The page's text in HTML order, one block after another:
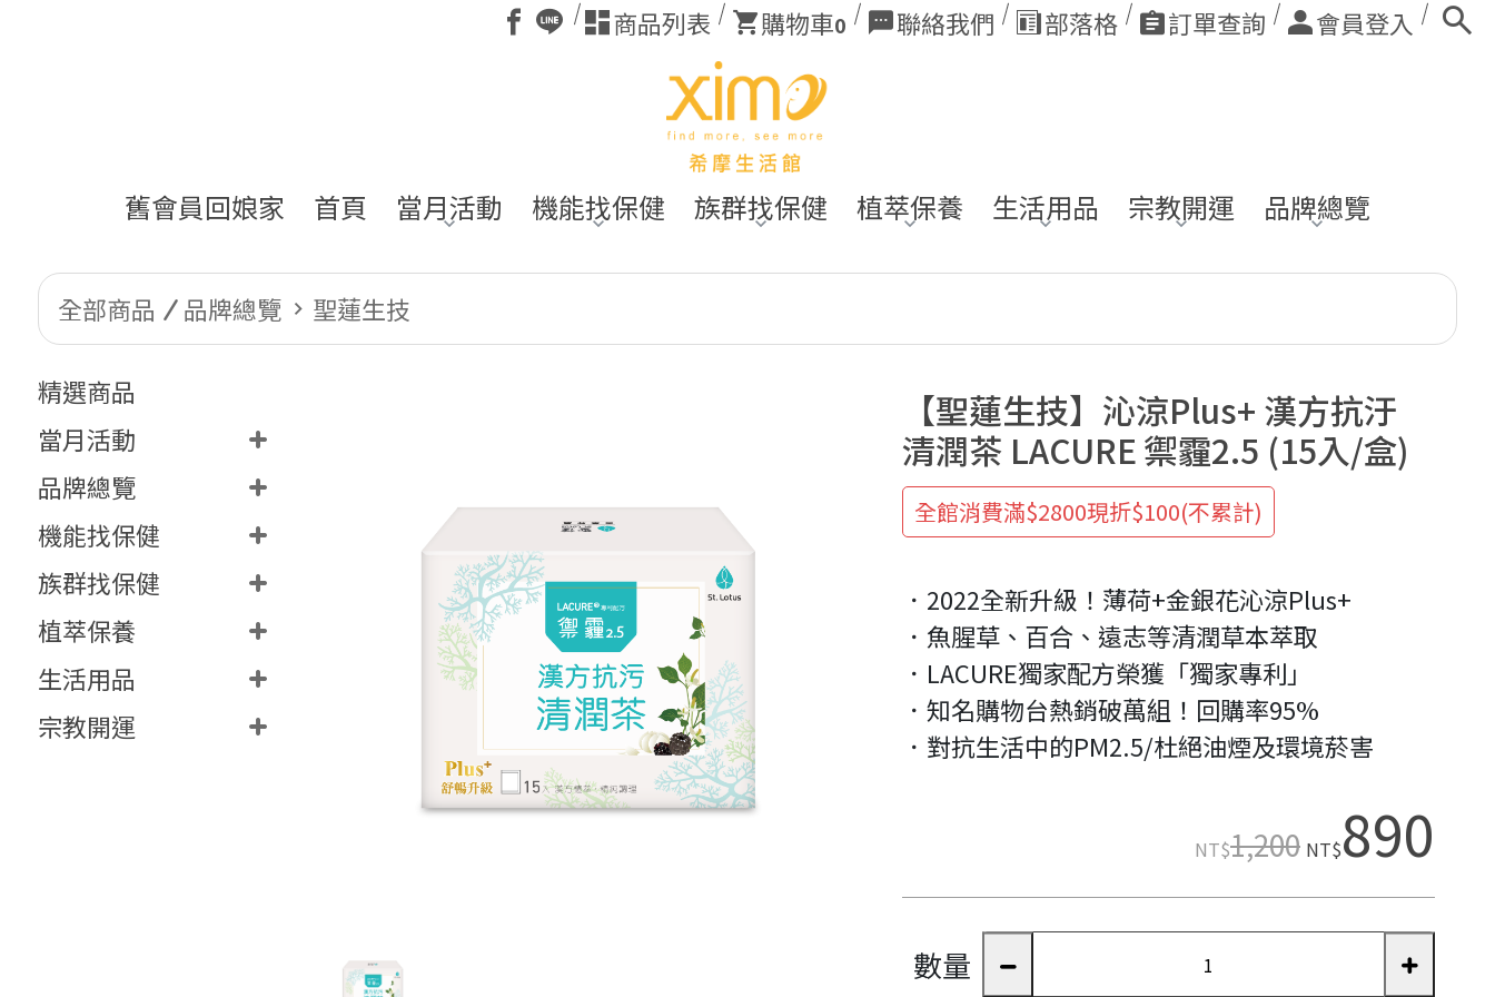
商品列表 購物車0 聯絡我們 部落格 訂單查詢 會員登入
舊會員回娘家 首頁 當月活動 機能找保健 族群找保健 植萃保養 生活用品 宗教開運 品牌總覽
全部商品 品牌總覽 聖蓮生技
精選商品
當月活動
品牌總覽
機能找保健
族群找保健
植萃保養
生活用品
宗教開運
【聖蓮生技】沁涼Plus+ 漢方抗汙
清潤茶 LACURE 禦霾2.5 (15入/盒)
全館消費滿$2800現折$100(不累計)
．2022全新升級！薄荷+金銀花沁涼Plus+
．魚腥草、百合、遠志等清潤草本萃取
．LACURE獨家配方榮獲「獨家專利」
．知名購物台熱銷破萬組！回購率95%
．對抗生活中的PM2.5/杜絕油煙及環境菸害
NT$1,200 NT$890
數量